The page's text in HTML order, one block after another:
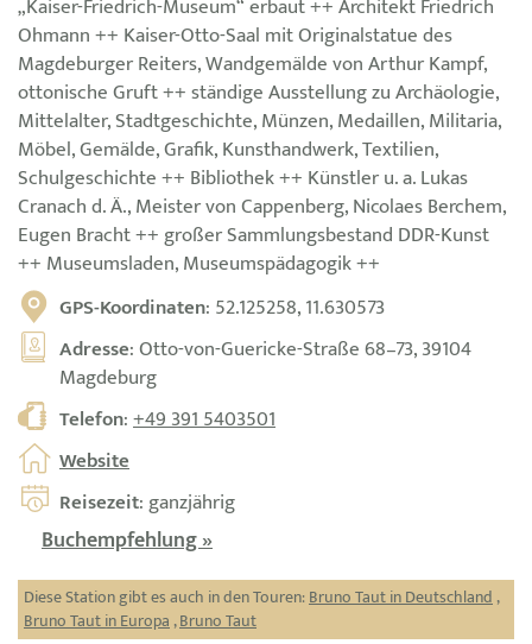
„Kaiser-Friedrich-Museum“ erbaut ++ Architekt Friedrich
Ohmann ++ Kaiser-Otto-Saal mit Originalstatue des
Magdeburger Reiters, Wandgemälde von Arthur Kampf,
ottonische Gruft ++ ständige Ausstellung zu Archäologie,
Mittelalter, Stadtgeschichte, Münzen, Medaillen, Militaria,
Möbel, Gemälde, Grafik, Kunsthandwerk, Textilien,
Schulgeschichte ++ Bibliothek ++ Künstler u. a. Lukas
Cranach d. Ä., Meister von Cappenberg, Nicolaes Berchem,
Eugen Bracht ++ großer Sammlungsbestand DDR-Kunst
++ Museumsladen, Museumspädagogik ++
GPS-Koordinaten: 52.125258, 11.630573
Adresse: Otto-von-Guericke-Straße 68–73, 39104
Magdeburg
Telefon:+49 391 5403501
Website
Reisezeit: ganzjährig
Buchempfehlung »
Diese Station gibt es auch in den Touren:Bruno Taut in Deutschland,
Bruno Taut in Europa,Bruno Taut